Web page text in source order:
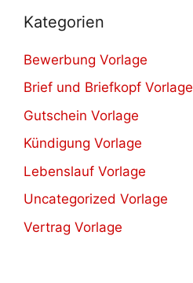
Kategorien
Bewerbung Vorlage
Brief und Briefkopf Vorlage
Gutschein Vorlage
Kündigung Vorlage
Lebenslauf Vorlage
Uncategorized Vorlage
Vertrag Vorlage